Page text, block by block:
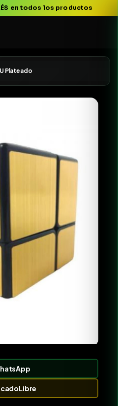
en todos los productos
Plateado